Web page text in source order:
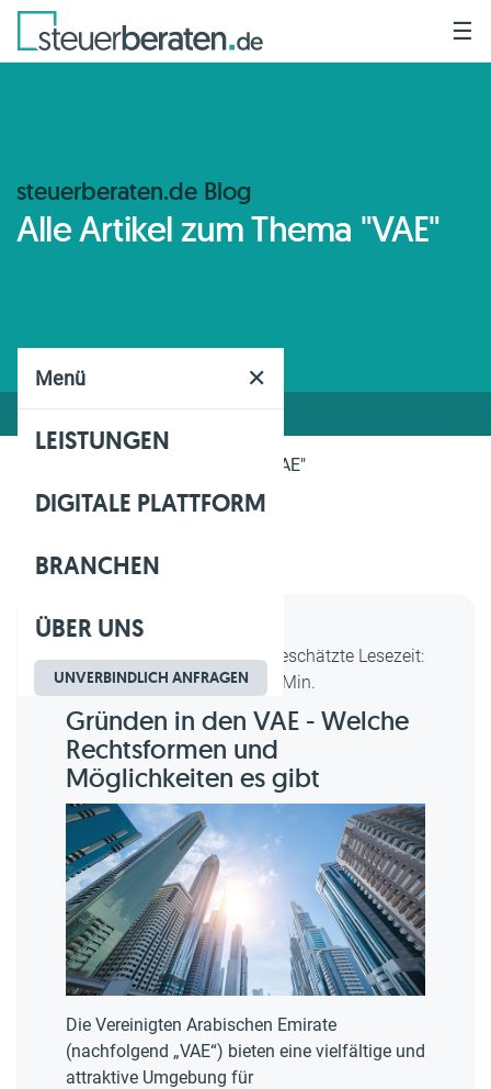
Menü ✕
LEISTUNGEN
DIGITALE PLATTFORM
BRANCHEN
ÜBER UNS
UNVERBINDLICH ANFRAGEN
☰
steuerberaten.de Blog
Alle Artikel zum Thema "VAE"
"VAE"
Luna Yusuf, erstellt am
05.06.2024
Geschätzte Lesezeit:
2 Min.
Gründen in den VAE - Welche
Rechtsformen und
Möglichkeiten es gibt
Die Vereinigten Arabischen Emirate
(nachfolgend „VAE“) bieten eine vielfältige und
attraktive Umgebung für